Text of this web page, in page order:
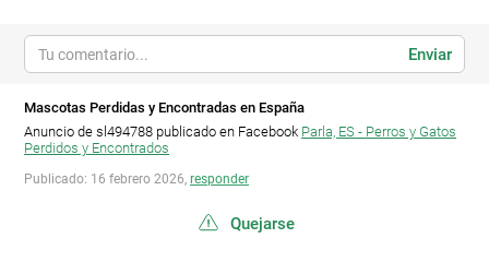
Enviar
Mascotas Perdidas y Encontradas en España
Anuncio de sl494788 publicado en Facebook Parla, ES - Perros y Gatos
Perdidos y Encontrados
Publicado: 16 febrero 2026, responder
Quejarse